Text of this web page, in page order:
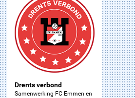
Drents verbond
Samenwerking FC Emmen en